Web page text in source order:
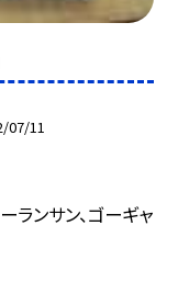
07/11
ランサン、ゴーギャ